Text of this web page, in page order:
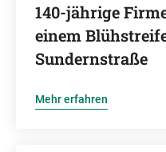
140-jährige
einem
Sundernstraße
Mehr erfahren